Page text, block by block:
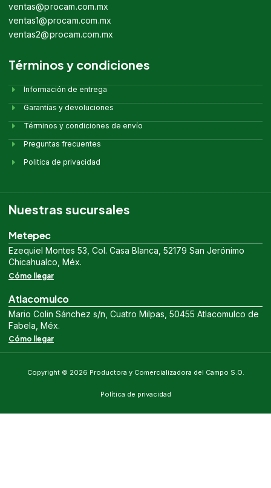
ventas@procam.com.mx
ventas1@procam.com.mx
ventas2@procam.com.mx
Términos y condiciones
Información de entrega
Garantías y devoluciones
Términos y condiciones de envío
Preguntas frecuentes
Politica de privacidad
Nuestras sucursales
Metepec
Ezequiel Montes 53, Col. Casa Blanca, 52179 San Jerónimo
Chicahualco, Méx.
Cómo llegar
Atlacomulco
Mario Colin Sánchez s/n, Cuatro Milpas, 50455 Atlacomulco de
Fabela, Méx.
Cómo llegar
Copyright © 2026 Productora y Comercializadora del Campo S.O.
Política de privacidad